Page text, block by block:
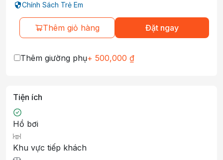
Chính Sách Trẻ Em
Thêm giỏ hàng Đặt ngay
Thêm giường phụ+ 500,000 ₫
Tiện ích
Hồ bơi
Khu vực tiếp khách